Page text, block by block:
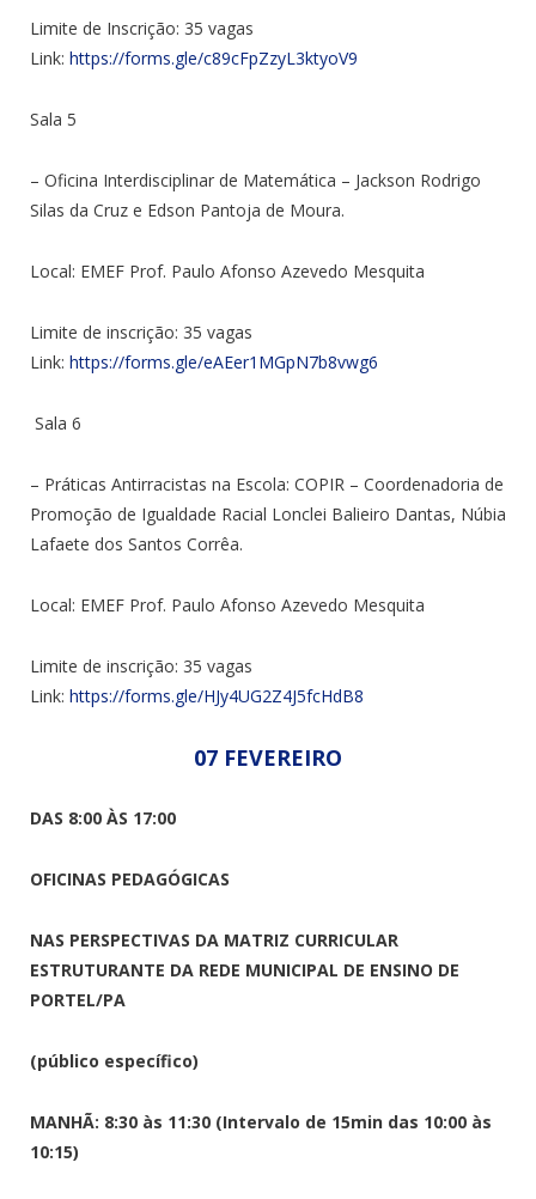
Limite de Inscrição: 35 vagas
Link: https://forms.gle/c89cFpZzyL3ktyoV9
Sala 5
– Oficina Interdisciplinar de Matemática – Jackson Rodrigo
Silas da Cruz e Edson Pantoja de Moura.
Local: EMEF Prof. Paulo Afonso Azevedo Mesquita
Limite de inscrição: 35 vagas
Link: https://forms.gle/eAEer1MGpN7b8vwg6
Sala 6
– Práticas Antirracistas na Escola: COPIR – Coordenadoria de
Promoção de Igualdade Racial Lonclei Balieiro Dantas, Núbia
Lafaete dos Santos Corrêa.
Local: EMEF Prof. Paulo Afonso Azevedo Mesquita
Limite de inscrição: 35 vagas
Link: https://forms.gle/HJy4UG2Z4J5fcHdB8
07 FEVEREIRO
DAS 8:00 ÀS 17:00
OFICINAS PEDAGÓGICAS
NAS PERSPECTIVAS DA MATRIZ CURRICULAR
ESTRUTURANTE DA REDE MUNICIPAL DE ENSINO DE
PORTEL/PA
(público específico)
MANHÃ: 8:30 às 11:30 (Intervalo de 15min das 10:00 às
10:15)